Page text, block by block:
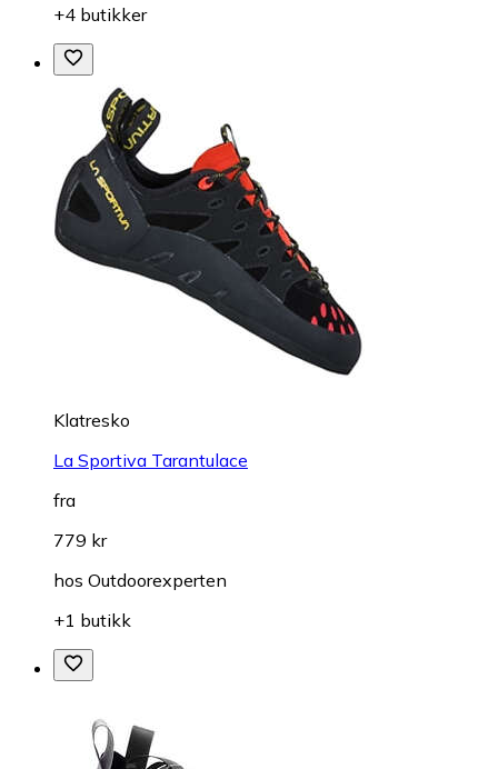
+4 butikker
Klatresko
La Sportiva Tarantulace
fra
779 kr
hos Outdoorexperten
+1 butikk